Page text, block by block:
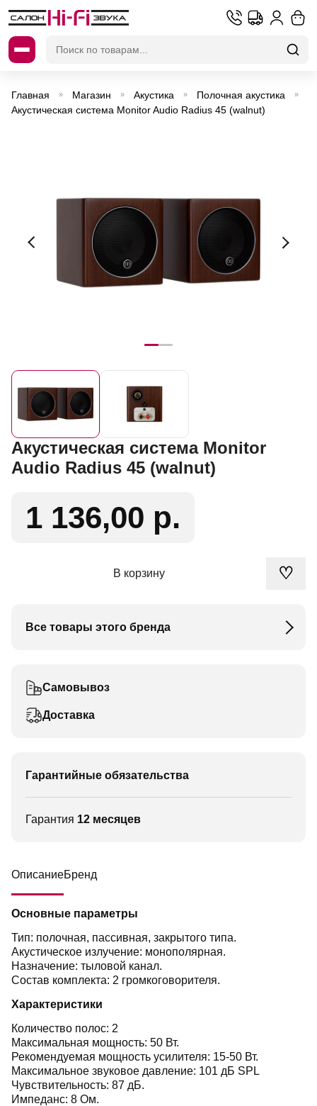
Главная » Магазин » Акустика » Полочная акустика »
Акустическая система Monitor Audio Radius 45 (walnut)
Акустическая система Monitor
Audio Radius 45 (walnut)
1 136,00 р.
В корзину ♡
Все товары этого бренда
Самовывоз
Доставка
Гарантийные обязательства
Гарантия 12 месяцев
ОписаниеБренд
Основные параметры
Тип: полочная, пассивная, закрытого типа.
Акустическое излучение: монополярная.
Назначение: тыловой канал.
Состав комплекта: 2 громкоговорителя.
Характеристики
Количество полос: 2
Максимальная мощность: 50 Вт.
Рекомендуемая мощность усилителя: 15-50 Вт.
Максимальное звуковое давление: 101 дБ SPL
Чувствительность: 87 дБ.
Импеданс: 8 Ом.